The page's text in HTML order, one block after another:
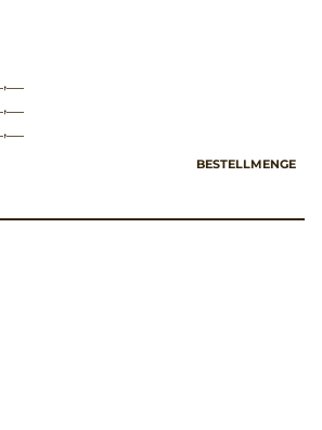
BESTELLMENGE